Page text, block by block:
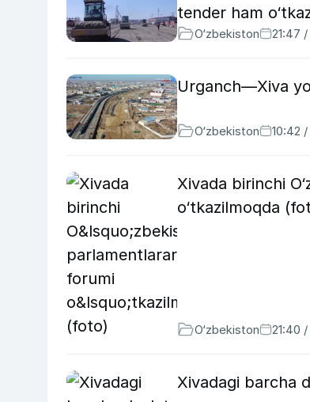
tender ham
O‘zbekiston 21:47
Urganch—Xiva
O‘zbekiston 10:42
Xivada birinchi
o‘tkazilmoqda
O‘zbekiston 21:40 /
Xivadagi barcha